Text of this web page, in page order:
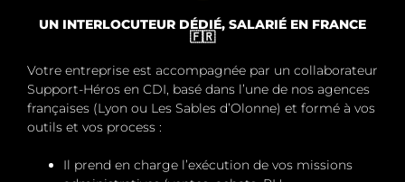
UN INTERLOCUTEUR DÉDIÉ, SALARIÉ EN FRANCE
🇫🇷
Votre entreprise est accompagnée par un collaborateur
Support-Héros en CDI, basé dans l’une de nos agences
françaises (Lyon ou Les Sables d’Olonne) et formé à vos
outils et vos process :
Il prend en charge l’exécution de vos missions